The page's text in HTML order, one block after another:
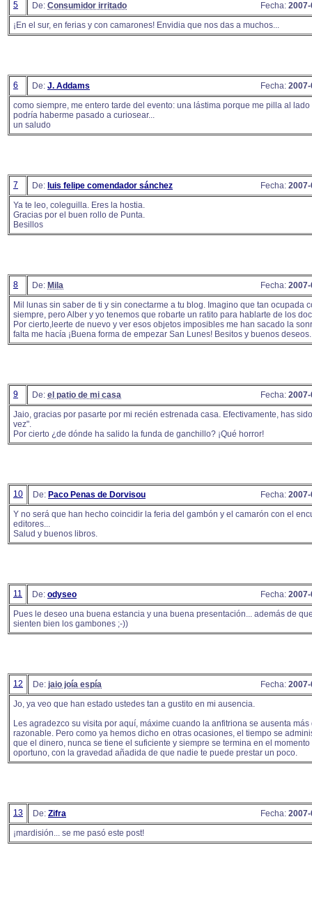
5 De: Consumidor irritado Fecha:
¡En el sur, en ferias y con camarones! Envidia que nos das a muchos...
6 De: J. Addams Fecha:
como siempre, me entero tarde del evento: una lástima porque me pilla al lado
podría haberme pasado a curiosear...
un saludo
7 De: luis felipe comendador sánchez Fecha:
Ya te leo, coleguilla. Eres la hostia.
Gracias por el buen rollo de Punta.
Besillos
8 De: Mila Fecha:
Mil lunas sin saber de ti y sin conectarme a tu blog. Imagino que tan ocupada
siempre, pero Alber y yo tenemos que robarte un ratito para hablarte de los
Por cierto,leerte de nuevo y ver esos objetos imposibles me han sacado la
falta me hacía ¡Buena forma de empezar San Lunes! Besitos y buenos
9 De: el patio de mi casa Fecha:
Jaio, gracias por pasarte por mi recién estrenada casa. Efectivamente, has
vez".
Por cierto ¿de dónde ha salido la funda de ganchillo? ¡Qué horror!
10 De: Paco Penas de Dorvisou Fecha:
Y no será que han hecho coincidir la feria del gambón y el camarón con el
editores...
Salud y buenos libros.
11 De: odyseo Fecha:
Pues le deseo una buena estancia y una buena presentación... además de
sienten bien los gambones ;-))
12 De: jaio joía espía Fecha:
Jo, ya veo que han estado ustedes tan a gustito en mi ausencia.
Les agradezco su visita por aquí, máxime cuando la anfitriona se ausenta más
razonable. Pero como ya hemos dicho en otras ocasiones, el tiempo se
que el dinero, nunca se tiene el suficiente y siempre se termina en el momento
oportuno, con la gravedad añadida de que nadie te puede prestar un poco.
13 De: Zifra Fecha:
¡mardisión... se me pasó este post!